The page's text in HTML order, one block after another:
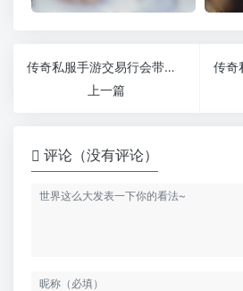
传奇私服手游交易行会带来更多客户
上一篇
评论（没有评论）